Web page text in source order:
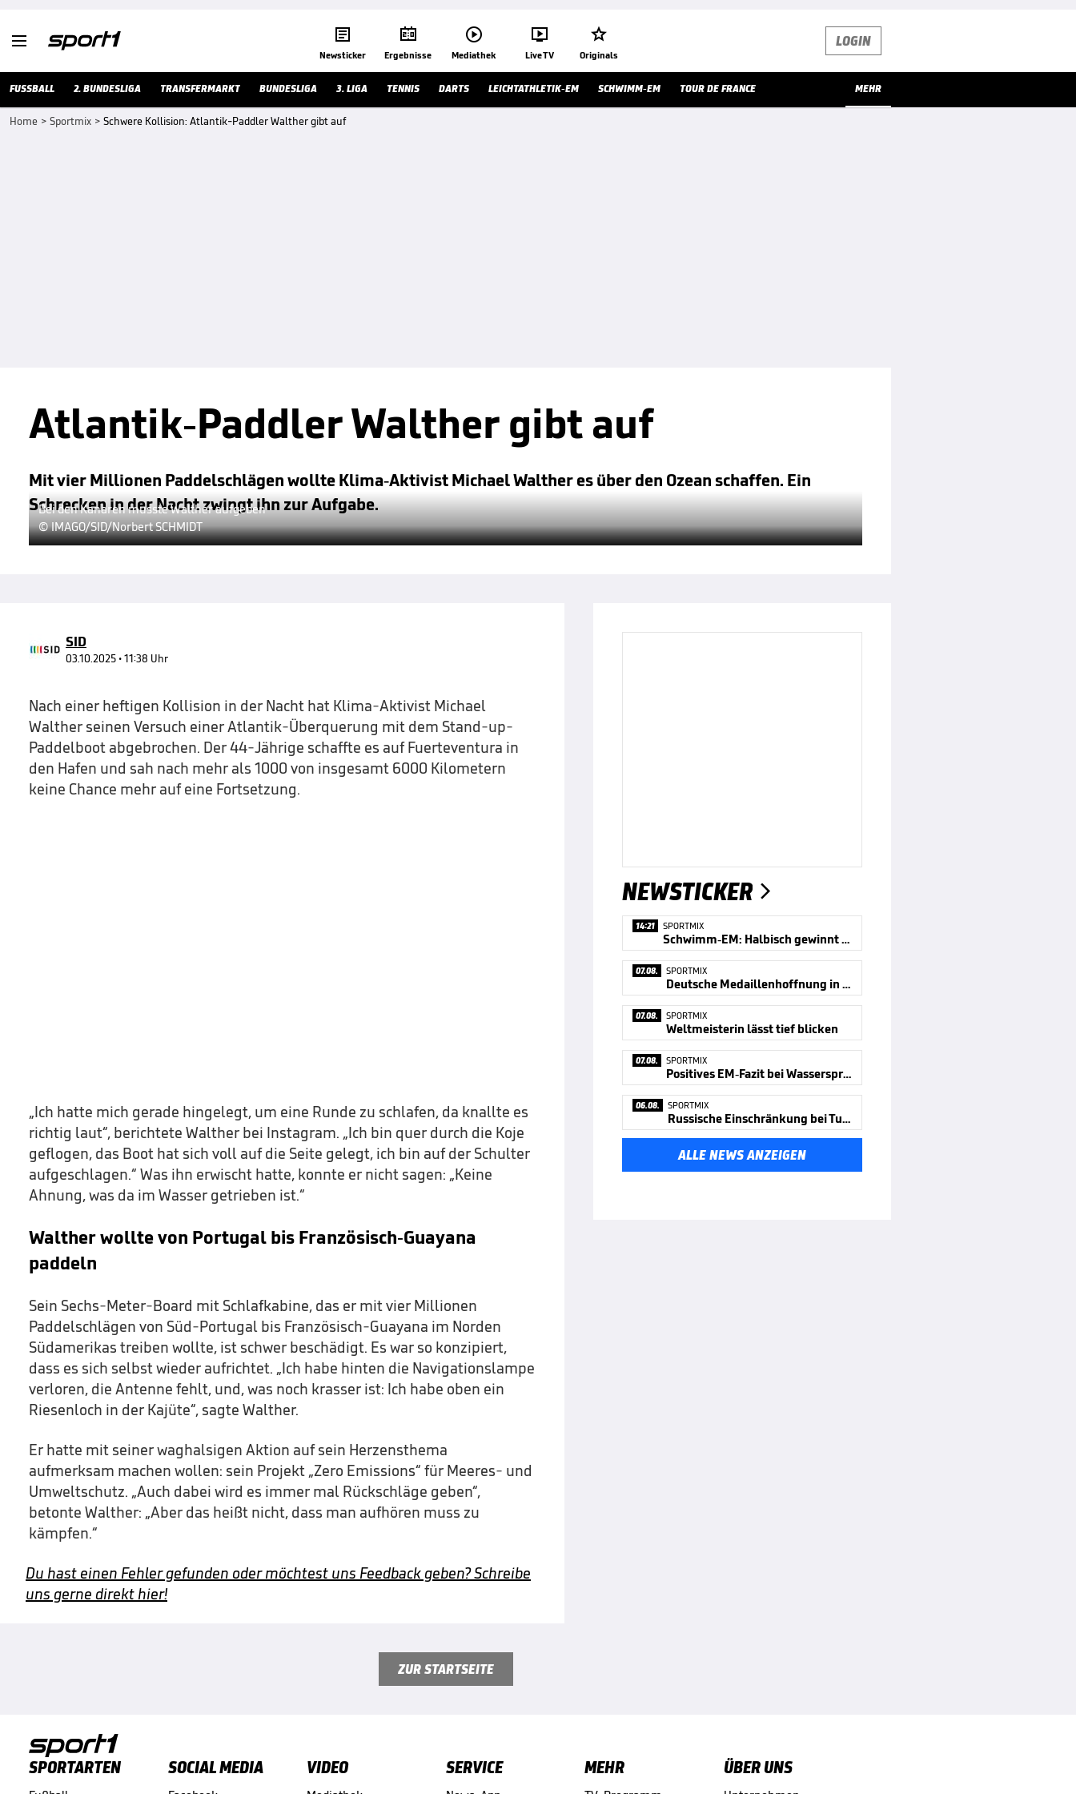
 
Newsticker

Ergebnisse

Mediathek

Live TV

Originals
LOGIN
FUSSBALL 2. BUNDESLIGA TRANSFERMARKT BUNDESLIGA 3. LIGA TENNIS DARTS LEICHTATHLETIK-EM SCHWIMM-EM TOUR DE FRANCE MEHR
Home > Sportmix > Schwere Kollision: Atlantik-Paddler Walther gibt auf
Atlantik-Paddler Walther gibt auf
Mit vier Millionen Paddelschlägen wollte Klima-Aktivist Michael Walther es über den Ozean schaffen. Ein
Schrecken in der Nacht zwingt ihn zur Aufgabe.
Bei den Kanaren musste Walther aufgeben
© IMAGO/SID/Norbert SCHMIDT
SID
03.10.2025 • 11:38 Uhr
Nach einer heftigen Kollision in der Nacht hat Klima-Aktivist Michael
Walther seinen Versuch einer Atlantik-Überquerung mit dem Stand-up-
Paddelboot abgebrochen. Der 44-Jährige schaffte es auf Fuerteventura in
den Hafen und sah nach mehr als 1000 von insgesamt 6000 Kilometern
keine Chance mehr auf eine Fortsetzung.
„Ich hatte mich gerade hingelegt, um eine Runde zu schlafen, da knallte es
richtig laut“, berichtete Walther bei Instagram. „Ich bin quer durch die Koje
geflogen, das Boot hat sich voll auf die Seite gelegt, ich bin auf der Schulter
aufgeschlagen.“ Was ihn erwischt hatte, konnte er nicht sagen: „Keine
Ahnung, was da im Wasser getrieben ist.“
Walther wollte von Portugal bis Französisch-Guayana
paddeln
Sein Sechs-Meter-Board mit Schlafkabine, das er mit vier Millionen
Paddelschlägen von Süd-Portugal bis Französisch-Guayana im Norden
Südamerikas treiben wollte, ist schwer beschädigt. Es war so konzipiert,
dass es sich selbst wieder aufrichtet. „Ich habe hinten die Navigationslampe
verloren, die Antenne fehlt, und, was noch krasser ist: Ich habe oben ein
Riesenloch in der Kajüte“, sagte Walther.
Er hatte mit seiner waghalsigen Aktion auf sein Herzensthema
aufmerksam machen wollen: sein Projekt „Zero Emissions“ für Meeres- und
Umweltschutz. „Auch dabei wird es immer mal Rückschläge geben“,
betonte Walther: „Aber das heißt nicht, dass man aufhören muss zu
kämpfen.“
Du hast einen Fehler gefunden oder möchtest uns Feedback geben? Schreibe
uns gerne direkt hier!
NEWSTICKER 
14:21 SPORTMIX
Schwimm-EM: Halbisch gewinnt Bronze
07.08. SPORTMIX
Deutsche Medaillenhoffnung in Paris
07.08. SPORTMIX
Weltmeisterin lässt tief blicken
07.08. SPORTMIX
Positives EM-Fazit bei Wasserspringern
06.08. SPORTMIX
Russische Einschränkung bei Turn-WM
ALLE NEWS ANZEIGEN
ZUR STARTSEITE
SPORTARTEN SOCIAL MEDIA VIDEO SERVICE MEHR ÜBER UNS